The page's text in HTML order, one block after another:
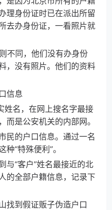
理身份证时已在派出所留
去办身份证，一看照片就
同，他们没有办身份
，没有照片。他们的资料
信息
名，在网上搜名字最接
而是公安机关的内部网。
的户口信息。通过一名
“特殊便利”。
“客户”姓名最接近的北
的全部户籍信息，记录下
到假证贩子伪造户口